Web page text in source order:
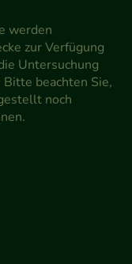
werden
zur Verfügung
Untersuchung
beachten Sie,
noch